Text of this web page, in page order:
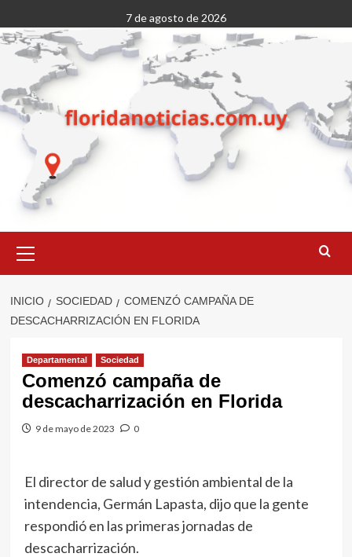
al
contenido
7 de agosto de 2026
primario
INICIO SOCIEDAD
COMENZÓ CAMPAÑA DE
DESCACHARRIZACIÓN EN FLORIDA
Departamental Sociedad
Comenzó campaña de
descacharrización en Florida
9 de mayo de 2023 0
El director de salud y gestión ambiental de la
intendencia, Germán Lapasta, dijo que la gente
respondió en las primeras jornadas de
descacharrización.